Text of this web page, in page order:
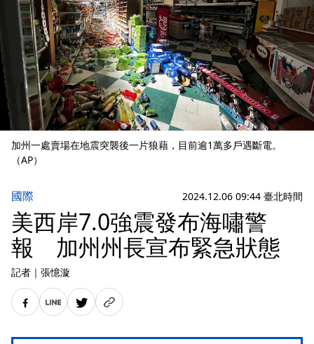
加州一處賣場在地震突襲後一片狼藉，目前逾1萬多戶遇斷電。
（AP）
國際 2024.12.06 09:44 臺北時間
美西岸7.0強震發布海嘯警
報 加州州長宣布緊急狀態
記者 ｜ 張憶漩